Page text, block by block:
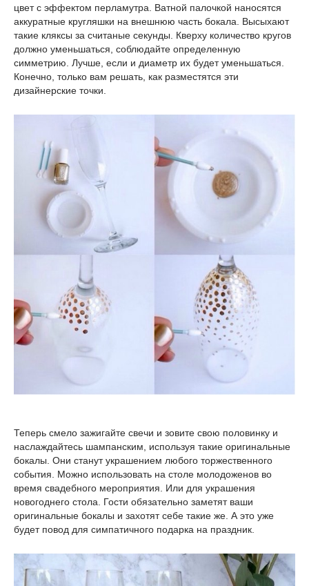
цвет с эффектом перламутра. Ватной палочкой наносятся
аккуратные кругляшки на внешнюю часть бокала. Высыхают
такие кляксы за считаные секунды. Кверху количество кругов
должно уменьшаться, соблюдайте определенную
симметрию. Лучше, если и диаметр их будет уменьшаться.
Конечно, только вам решать, как разместятся эти
дизайнерские точки.
Теперь смело зажигайте свечи и зовите свою половинку и
наслаждайтесь шампанским, используя такие оригинальные
бокалы. Они станут украшением любого торжественного
события. Можно использовать на столе молодоженов во
время свадебного мероприятия. Или для украшения
новогоднего стола. Гости обязательно заметят ваши
оригинальные бокалы и захотят себе такие же. А это уже
будет повод для симпатичного подарка на праздник.